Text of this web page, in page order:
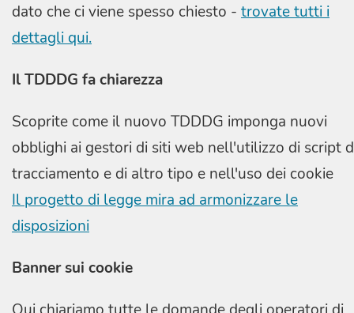
dato che ci viene spesso chiesto - trovate tutti i
dettagli qui.
Il TDDDG fa chiarezza
Scoprite come il nuovo TDDDG imponga nuovi
obblighi ai gestori di siti web nell'utilizzo di script
tracciamento e di altro tipo e nell'uso dei cookie
Il progetto di legge mira ad armonizzare le
disposizioni
Banner sui cookie